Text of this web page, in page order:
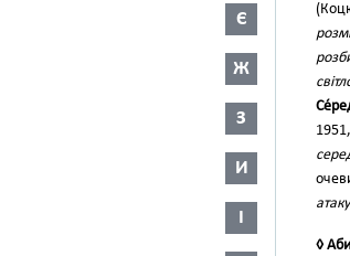
Є
Ж
З
И
І
◊